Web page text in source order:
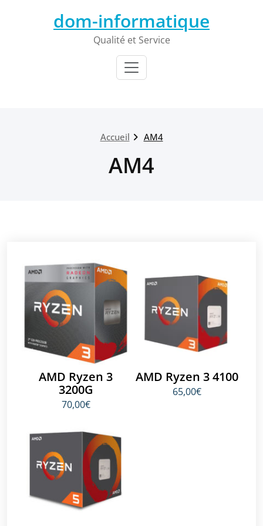
dom-informatique
Qualité et Service
Accueil AM4
AM4
AMD Ryzen 3
3200G
70,00€
AMD Ryzen 3 4100
65,00€